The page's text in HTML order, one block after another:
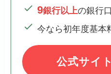
9銀行以上の銀行
今なら初年度基本
公式サイ